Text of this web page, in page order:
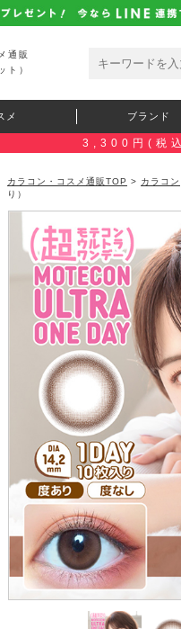
通販
ト）
メ ブランド
3,300円(税
カラコン・コスメ通販TOP > カラコン
り）